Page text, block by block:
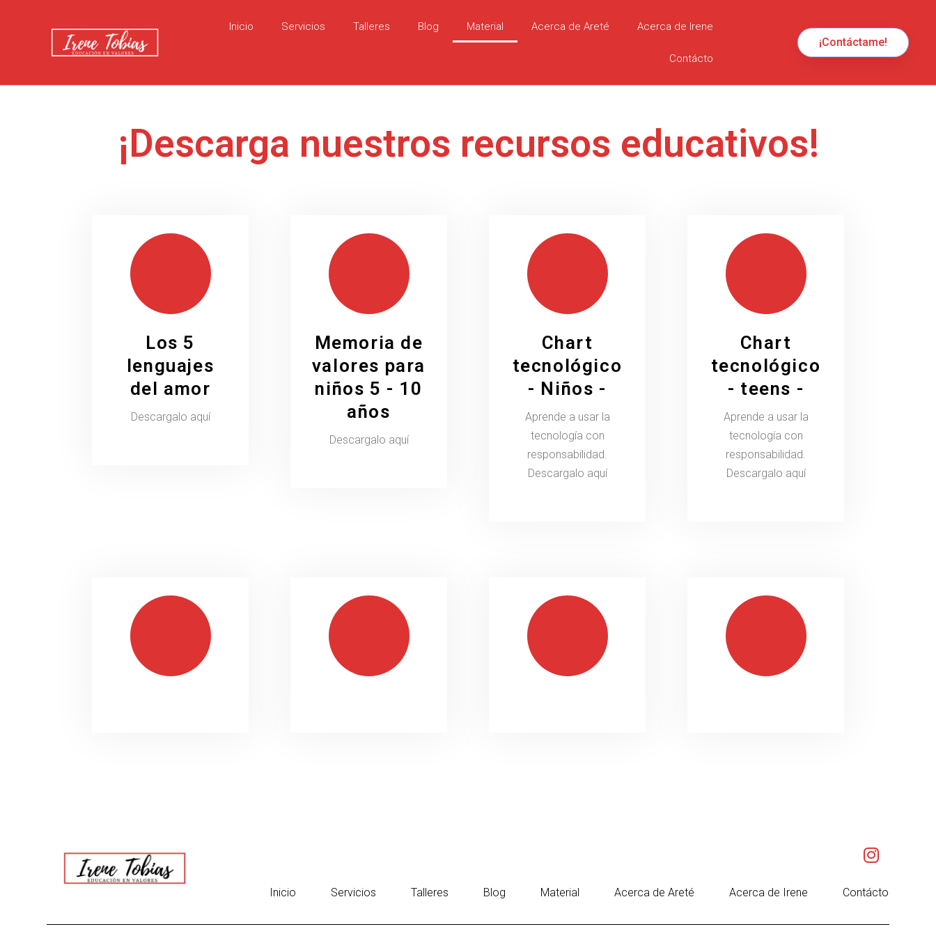
Inicio Servicios Talleres Blog Material Acerca de Areté Acerca de Irene
Contácto
¡Contáctame!
¡Descarga nuestros recursos educativos!
Los 5
lenguajes
del amor
Descargalo aquí
Memoria de
valores para
niños 5 - 10
años
Descargalo aquí
Chart
tecnológico
- Niños -
Aprende a usar la
tecnología con
responsabilidad.
Descargalo aquí
Chart
tecnológico
- teens -
Aprende a usar la
tecnología con
responsabilidad.
Descargalo aquí
Inicio Servicios Talleres Blog Material Acerca de Areté Acerca de Irene Contácto